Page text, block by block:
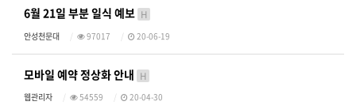
6월 21일 부분 일식 예보 H
안성천문대 97017 20-06-19
모바일 예약 정상화 안내 H
웹관리자 54559 20-04-30